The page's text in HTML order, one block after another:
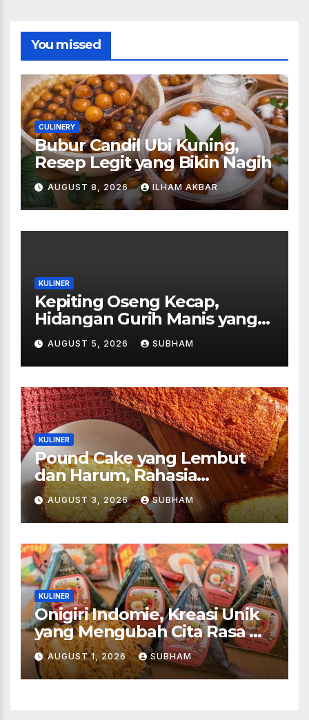
You missed
CULINERY
Bubur Candil Ubi Kuning,
Resep Legit yang Bikin Nagih
AUGUST 8, 2026 ILHAM AKBAR
KULINER
Kepiting Oseng Kecap,
Hidangan Gurih Manis yang
Selalu Menggugah Selera di
Setiap Suapan
AUGUST 5, 2026 SUBHAM
KULINER
Pound Cake yang Lembut
dan Harum, Rahasia
Kelezatan Kue Klasik yang
Tak Pernah Kehilangan
Pesona
AUGUST 3, 2026 SUBHAM
KULINER
Onigiri Indomie, Kreasi Unik
yang Mengubah Cita Rasa Mi
Favorit Menjadi Sajian
Kekinian
AUGUST 1, 2026 SUBHAM